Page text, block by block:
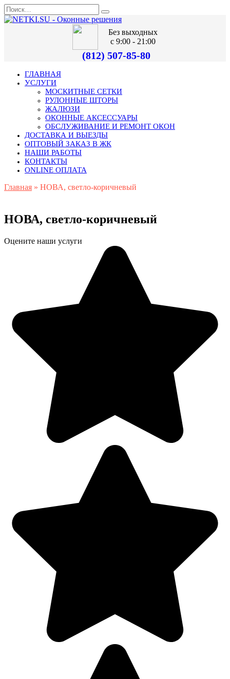
Без выходных
с 9:00 - 21:00
(812) 507-85-80
ГЛАВНАЯ
УСЛУГИ
МОСКИТНЫЕ СЕТКИ
РУЛОННЫЕ ШТОРЫ
ЖАЛЮЗИ
ОКОННЫЕ АКСЕССУАРЫ
ОБСЛУЖИВАНИЕ И РЕМОНТ ОКОН
ДОСТАВКА И ВЫЕЗДЫ
ОПТОВЫЙ ЗАКАЗ В ЖК
НАШИ РАБОТЫ
КОНТАКТЫ
ONLINE ОПЛАТА
Главная » НОВА, светло-коричневый
НОВА, светло-коричневый
Оцените наши услуги